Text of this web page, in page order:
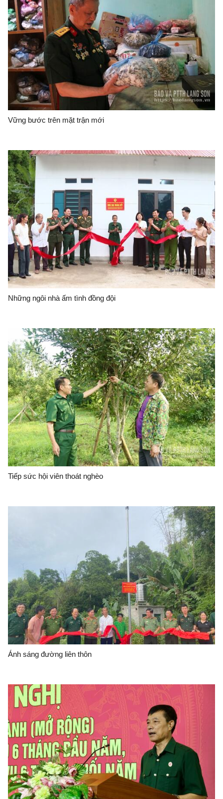
Vững bước trên mặt trận mới
Những ngôi nhà ấm tình đồng đội
Tiếp sức hội viên thoát nghèo
Ánh sáng đường liên thôn